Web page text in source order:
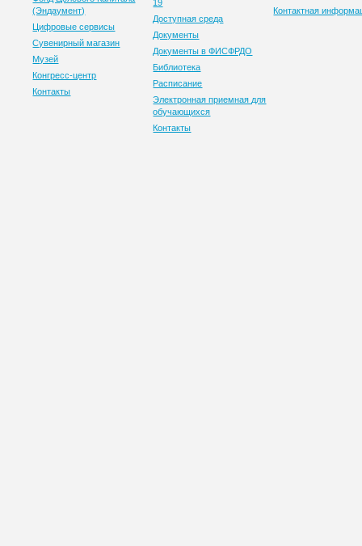
(Эндаумент)
Цифровые сервисы
Сувенирный магазин
Музей
Конгресс-центр
Контакты
19
Доступная среда
Документы
Документы в ФИСФРДО
Библиотека
Расписание
Электронная приемная для
обучающихся
Контакты
Контактная